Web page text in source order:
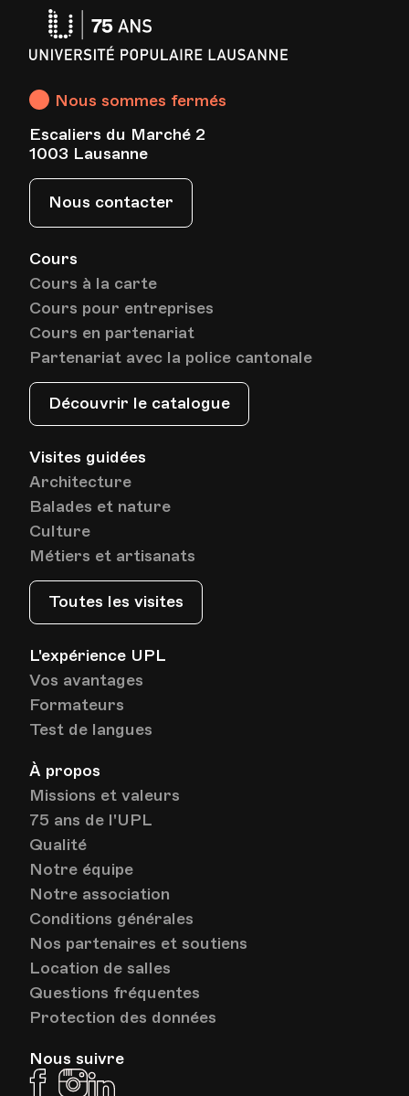
Cours
Cours à la carte
Cours pour entreprises
Cours en partenariat
Partenariat avec la police cantonale
Découvrir le catalogue
Visites guidées
Architecture
Balades et nature
Culture
Métiers et artisanats
Toutes les visites
L'expérience UPL
Vos avantages
Formateurs
Test de langues
À propos
Missions et valeurs
75 ans de l'UPL
Qualité
Notre équipe
Notre association
Conditions générales
Nos partenaires et soutiens
Location de salles
Questions fréquentes
Protection des données
Nous sommes fermés
Escaliers du Marché 2
1003 Lausanne
Nous contacter
Nous suivre
FacebookInstagram